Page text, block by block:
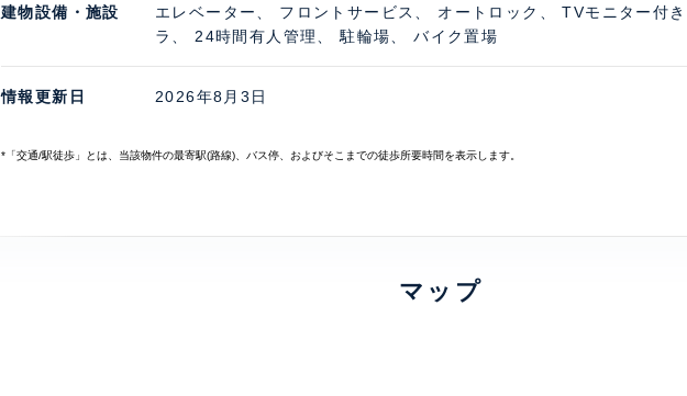
建物設備・施設
エレベーター、 フロントサービス、 オートロック、 TVモニター付
ラ、 24時間有人管理、 駐輪場、 バイク置場
情報更新日 2026年8月3日
*「交通/駅徒歩」とは、当該物件の最寄駅(路線)、バス停、およびそこまでの徒歩所要時間を表示します。
マップ